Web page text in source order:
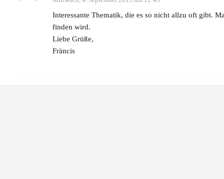
Interessante Thematik, die es so nicht allzu oft gibt.
finden wird.
Liebe Grüße,
Fräncis